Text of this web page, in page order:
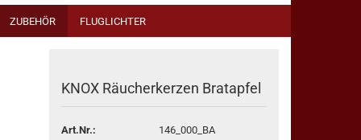
ZUBEHÖR FLUGLICHTER
KNOX Räucherkerzen Bratapfel
Art.Nr.:
146_000_BA